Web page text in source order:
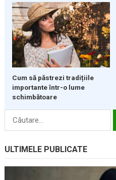
Cum să păstrezi tradițiile
importante într-o lume
schimbătoare
Caută
ULTIMELE PUBLICATE